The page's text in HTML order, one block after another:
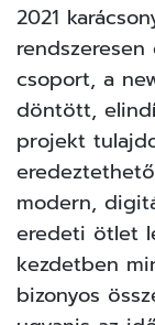
2021
csoport, a
döntött,
projekt
modern,
eredeti ötlet
kezdetben
bizonyos